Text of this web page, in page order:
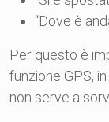
“Dove è
Per questo è
funzione GPS,
non serve a